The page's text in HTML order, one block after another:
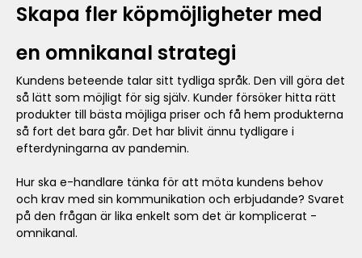
Skapa fler köpmöjligheter med
en omnikanal strategi
Kundens beteende talar sitt tydliga språk. Den vill göra det
så lätt som möjligt för sig själv. Kunder försöker hitta rätt
produkter till bästa möjliga priser och få hem produkterna
så fort det bara går. Det har blivit ännu tydligare i
efterdyningarna av pandemin.
Hur ska e-handlare tänka för att möta kundens behov
och krav med sin kommunikation och erbjudande? Svaret
på den frågan är lika enkelt som det är komplicerat -
omnikanal.